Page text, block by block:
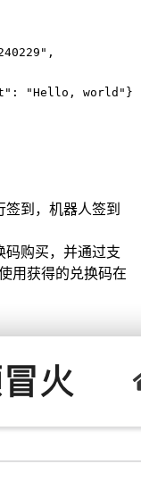
,
: "Hello, world" }
到，机器人签到
码购买，并通过支
用获得的兑换码在